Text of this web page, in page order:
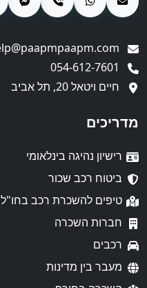
חיים ויטאל 20, תל אביב
מדריכים
רישיון נהיגה בינלאומי
ביטוח רכב שכור
טיפים להשכרת רכב בחו"ל
חברות השכרה
רכבים
מעבר בין מדינות